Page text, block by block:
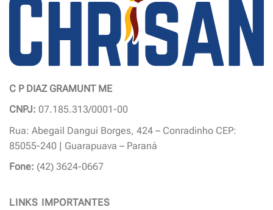
C P DIAZ GRAMUNT ME
CNPJ: 07.185.313/0001-00
Rua: Abegail Dangui Borges, 424 – Conradinho CEP:
85055-240 | Guarapuava – Paraná
Fone: (42) 3624-0667
LINKS IMPORTANTES